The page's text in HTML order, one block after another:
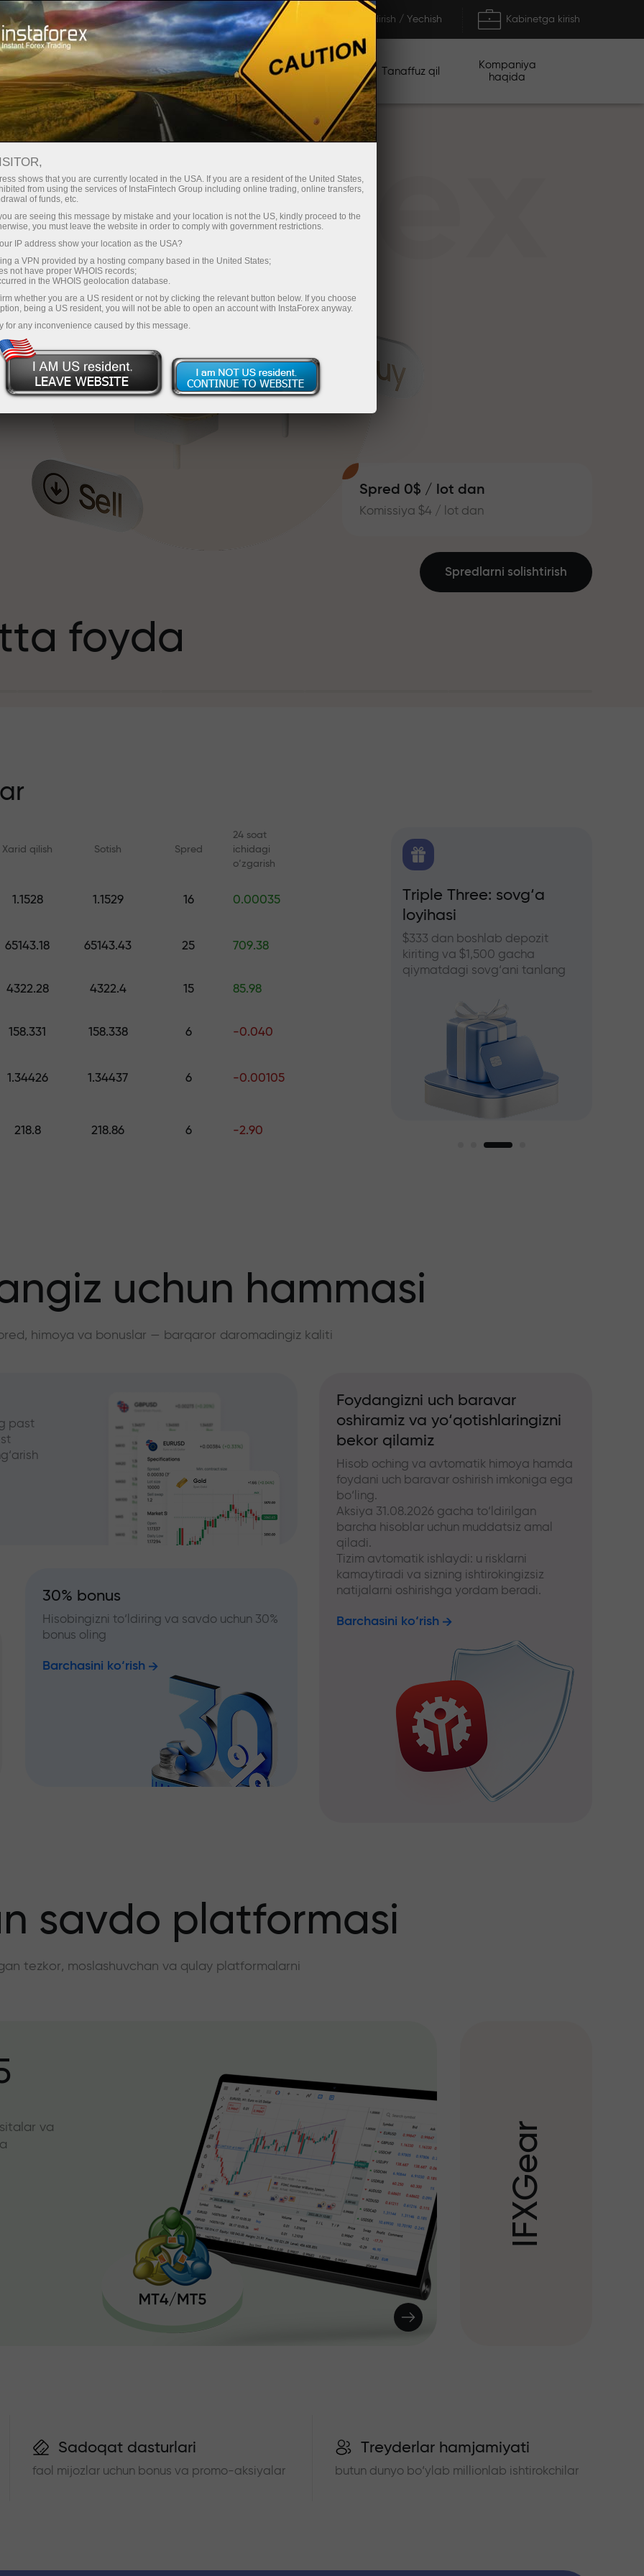
Hisob-varag'ini tez ochish Savdo platformasi To'ldirish / Yechish Kabinetga kirish
Endi ish
uchun
Investorlar uchun Hamkorlar uchun Promoaksiyalar Tanaffuz qil
Kompaniya
haqida
Spred 0$ / lot dan
Komissiya $4 / lot dan
foyda
uchun
jekpoti
$1,500 gacha qiymatdagi sovg‘ani tanlang
— foydangiz
— bozordagi
Spredlarni solishtirish
Xarid qilish Sotish Spred
24 soat
ichidagi
o‘zgarish
1.1528 1.1529 16 0.00035
65143.18 65143.43 25 709.38
4322.28 4322.4 15 85.98
158.331 158.338 6 -0.040
1.34426 1.34437 6 -0.00105
218.8 218.86 6 -2.90
Onlayn kurslar
va vebinarlar
FX.CO bilan analitika
Triple Three: sovg‘a
loyihasi
$333 dan boshlab depozit
kiriting va $1,500 gacha
qiymatdagi sovg‘ani tanlang
uchun hammasi
himoya va bonuslar — barqaror daromadingiz kaliti
past
30% bonus
Hisobingizni to‘ldiring va savdo uchun 30%
bonus oling
Barchasini ko‘rish
Foydangizni uch baravar
oshiramiz va yo‘qotishlaringizni
bekor qilamiz
Hisob oching va avtomatik himoya hamda
foydani uch baravar oshirish imkoniga ega
bo‘ling.
Aksiya 31.08.2026 gacha to‘ldirilgan
barcha hisoblar uchun muddatsiz amal
qiladi.
Tizim avtomatik ishlaydi: u risklarni
kamaytiradi va sizning ishtirokingizsiz
natijalarni oshirishga yordam beradi.
Barchasini ko‘rish
savdo platformasi
tezkor, moslashuvchan va qulay platformalarni
va
I
F
X
G
e
a
r
Sadoqat dasturlari
faol mijozlar uchun bonus va promo-aksiyalar
Treyderlar hamjamiyati
butun dunyo bo‘ylab millionlab ishtirokchilar
shows that you are currently located in the USA. If you are a resident of the United States,
from using the services of InstaFintech Group including online trading, online transfers,
of funds, etc.
are seeing this message by mistake and your location is not the US, kindly proceed to the
you must leave the website in order to comply with government restrictions.
IP address show your location as the USA?
a VPN provided by a hosting company based in the United States;
not have proper WHOIS records;
in the WHOIS geolocation database.
whether you are a US resident or not by clicking the relevant button below. If you choose
being a US resident, you will not be able to open an account with InstaForex anyway.
for any inconvenience caused by this message.